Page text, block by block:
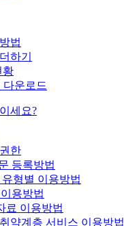
법
하기
황
다운로드
세요?
한
등록방법
유형별 이용방법
용방법
료 이용방법
약계층 서비스 이용방법